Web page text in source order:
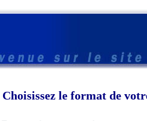
Choisissez le format de